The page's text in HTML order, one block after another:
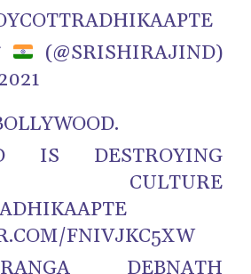
(@SRISHIRAJIND)
IS DESTROYING
CULTURE
FNIVJKC5XW